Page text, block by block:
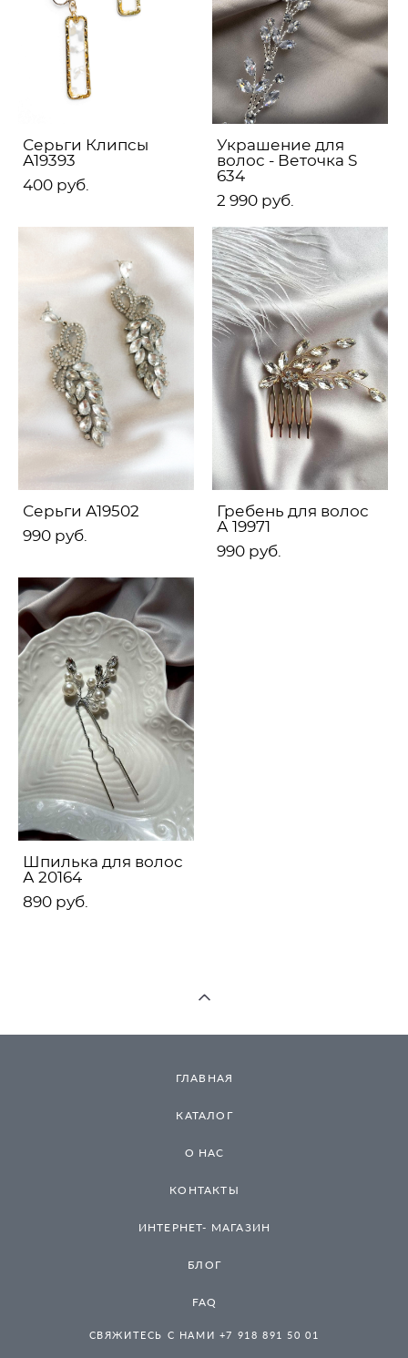
Серьги Клипсы
А19393
400 pуб.
Украшение для
волос - Веточка S
634
2 990 pуб.
Серьги А19502
990 pуб.
Гребень для волос
А 19971
990 pуб.
Шпилька для волос
А 20164
890 pуб.
ГЛАВНАЯ
КАТАЛОГ
О НАС
КОНТАКТЫ
ИНТЕРНЕТ- МАГАЗИН
БЛОГ
FAQ
СВЯЖИТЕСЬ С НАМИ +7 918 891 50 01